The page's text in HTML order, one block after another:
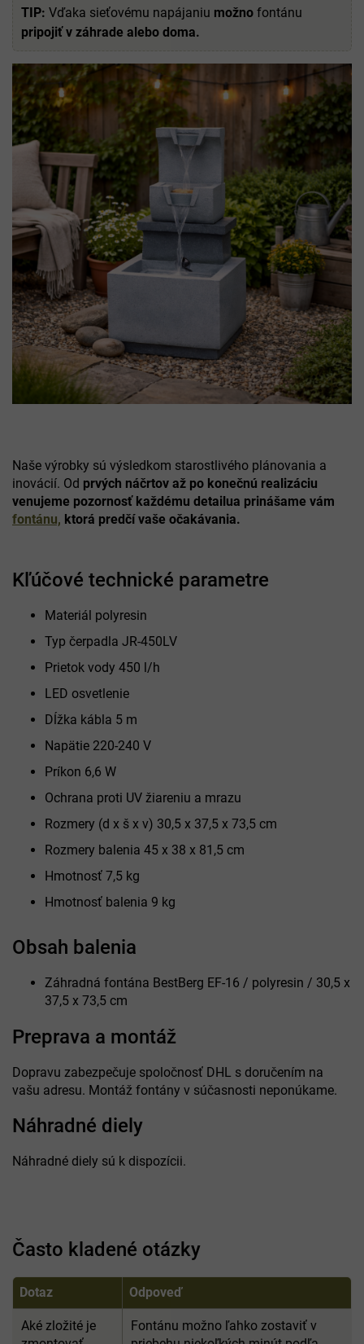
TIP: Vďaka sieťovému napájaniu možno fontánu
pripojiť v záhrade alebo doma.
Naše výrobky sú výsledkom starostlivého plánovania a
inovácií. Od prvých náčrtov až po konečnú realizáciu
venujeme pozornosť každému detailua prinášame vám
fontánu, ktorá predčí vaše očakávania.
Kľúčové technické parametre
Materiál polyresin
Typ čerpadla JR-450LV
Prietok vody 450 l/h
LED osvetlenie
Dĺžka kábla 5 m
Napätie 220-240 V
Príkon 6,6 W
Ochrana proti UV žiareniu a mrazu
Rozmery (d x š x v) 30,5 x 37,5 x 73,5 cm
Rozmery balenia 45 x 38 x 81,5 cm
Hmotnosť 7,5 kg
Hmotnosť balenia 9 kg
Obsah balenia
Záhradná fontána BestBerg EF-16 / polyresin / 30,5 x
37,5 x 73,5 cm
Preprava a montáž
Dopravu zabezpečuje spoločnosť DHL s doručením na
vašu adresu. Montáž fontány v súčasnosti neponúkame.
Náhradné diely
Náhradné diely sú k dispozícii.
Často kladené otázky
Dotaz Odpoveď
Aké zložité je
Fontánu možno ľahko zostaviť v